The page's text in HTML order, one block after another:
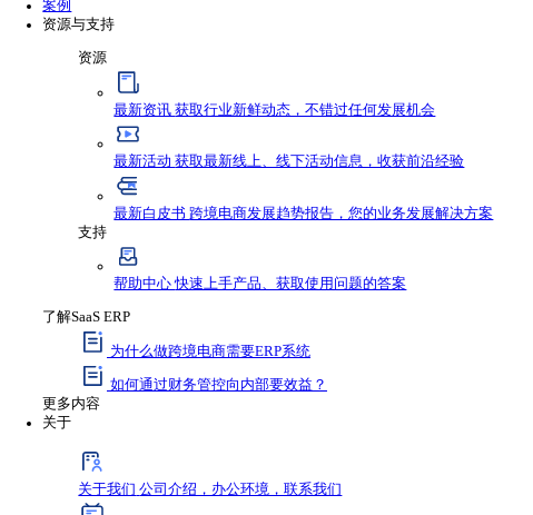
资源与支持
资源
最新活动获取最新线上、线下活动信息，收获前
最新白皮书跨境电商发展趋势报告，您的业务发
支持
了解SaaS ERP